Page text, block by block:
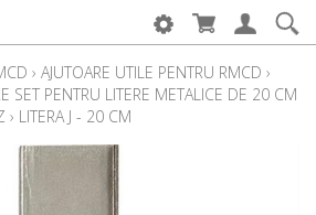
› AJUTOARE UTILE PENTRU RMCD ›
SET PENTRU LITERE METALICE DE 20 CM
› LITERA J - 20 CM